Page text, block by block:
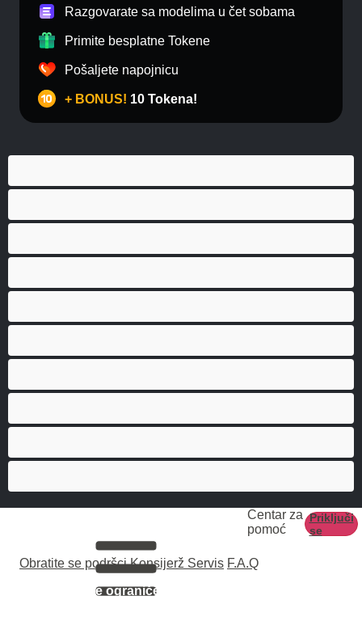
Razgovarate sa modelima u čet sobama
Primite besplatne Tokene
Pošaljete napojnicu
+ BONUS! 10 Tokena!
Centar za
pomoć
Priključi
se
Obratite se podršci Konsijerž Servis F.A.Q
Ovaj sajt je ograničen na korisnike koji imaju 18